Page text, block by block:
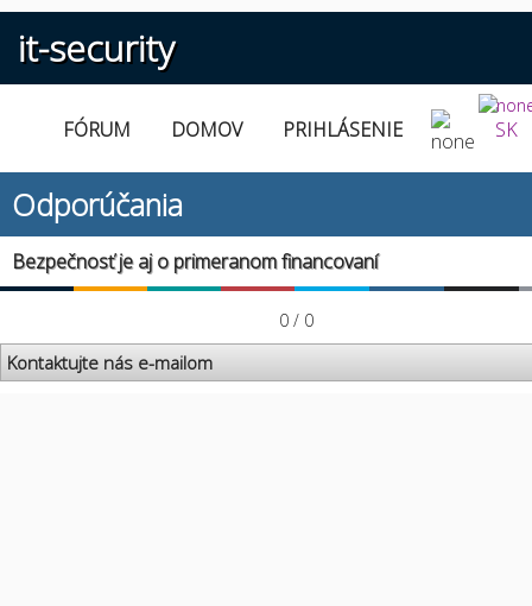
it-security
FÓRUM DOMOV PRIHLÁSENIE SK
Odporúčania
Bezpečnosť je aj o primeranom financovaní
0 / 0
Kontaktujte nás e-mailom